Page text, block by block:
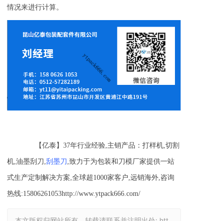
情况来进行计算。
【亿泰】37年行业经验,主销产品：打样机,切割
机,油墨刮刀,刮墨刀 ,致力于为包装和刀模厂家提供一站
式生产定制解决方案,全球超1000家客户,远销海外,咨询
热线:15806261053http://www.ytpack666.com/